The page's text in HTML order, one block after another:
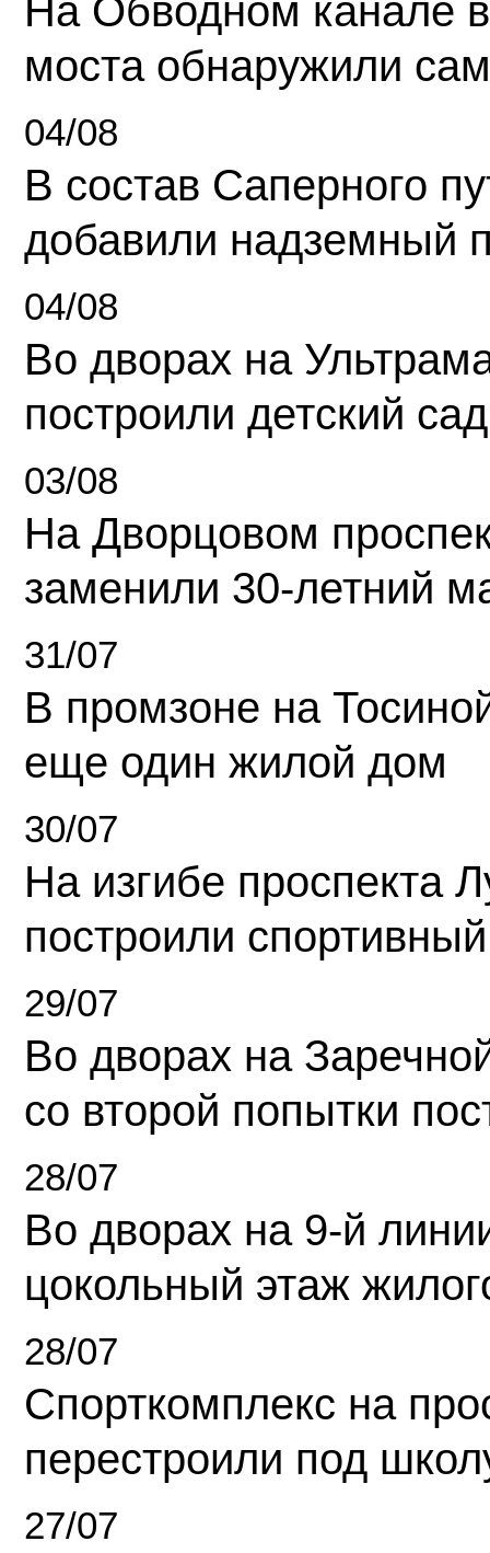
На Обводном канале
моста обнаружили
04/08
В состав Саперного
добавили надземный
04/08
Во дворах на
построили детский сад
03/08
На Дворцовом
заменили 30-летний
31/07
В промзоне на
еще один жилой дом
30/07
На изгибе проспекта
построили
29/07
Во дворах на
со второй попытки
28/07
Во дворах на 9-й
цокольный этаж
28/07
Спорткомплекс на
перестроили под
27/07